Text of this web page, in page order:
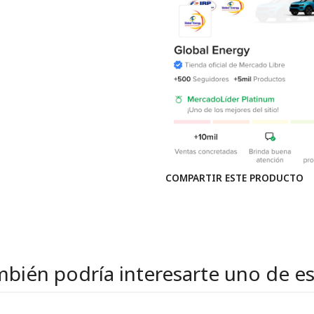
COMPARTIR ESTE PRODUCTO
podría interesarte uno de